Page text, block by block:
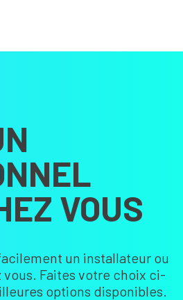
VOUS
un installateur ou
Faites votre choix ci-
options disponibles.